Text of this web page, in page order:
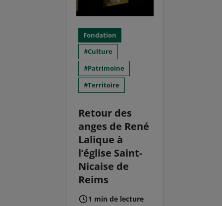
Fondation
Culture
Patrimoine
Territoire
Retour des
anges de René
Lalique à
l’église Saint-
Nicaise de
Reims
1 min de lecture